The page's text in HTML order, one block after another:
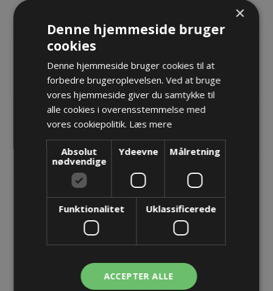
KONTAKT OS
Udvendig
Bi=25
RELATEREDE PRODUKTER
×
Denne hjemmeside bruger
cookies
Denne hjemmeside bruger cookies til at
forbedre brugeroplevelsen. Ved at bruge
vores hjemmeside giver du samtykke til
alle cookies i overensstemmelse med
vores cookiepolitik. Læs mere
Absolut
nødvendige
Ydeevne Målretning
Funktionalitet Uklassificerede
ACCEPTER ALLE